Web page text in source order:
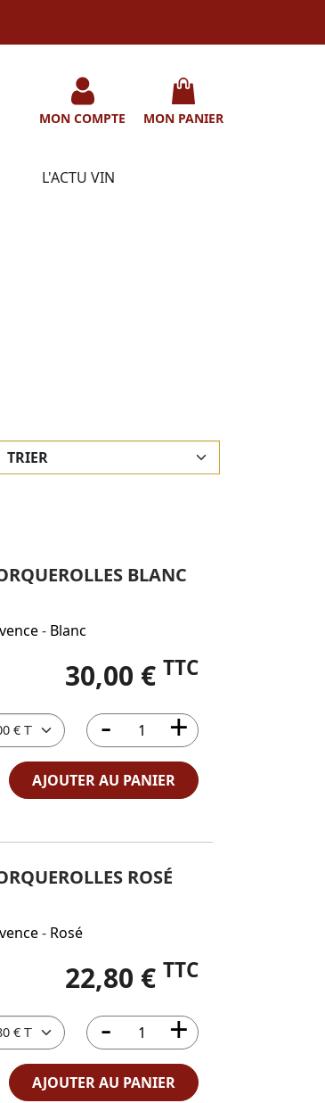
MON COMPTE MON PANIER
L'ACTU VIN
BLANC
- Blanc
30,00 € TTC
AJOUTER AU PANIER
ROSÉ
- Rosé
22,80 € TTC
AJOUTER AU PANIER